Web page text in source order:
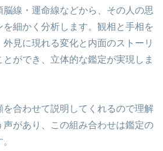
線・運命線などから、その人の思
細かく分析します。観相と手相を
見に現れる変化と内面のストーリ
ができ、立体的な鑑定が実現しま
を合わせて説明してくれるので理解
声があり、この組み合わせは鑑定の